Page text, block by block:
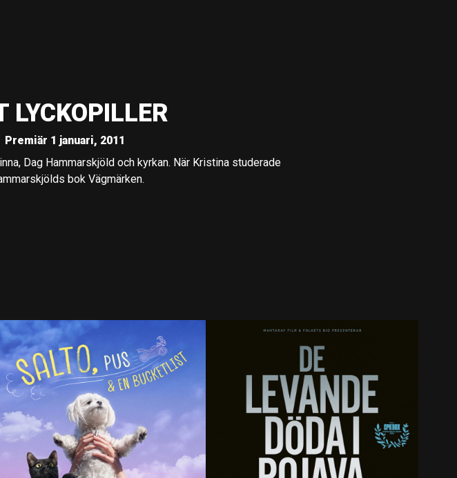
LYCKOPILLER
Premiär 1 januari, 2011
Dag Hammarskjöld och kyrkan. När Kristina studerade
bok Vägmärken.